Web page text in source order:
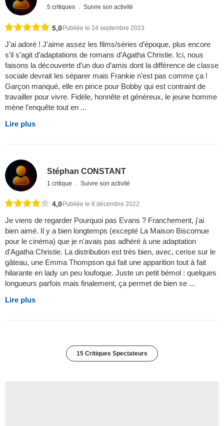
5 critiques Suivre son activité
5,0 Publiée le 24 septembre 2023
J’ai adoré ! J’aime assez les films/séries d’époque, plus encore
s’il s’agit d’adaptations de romans d’Agatha Christie. Ici, nous
faisons la découverte d’un duo d’amis dont la différence de classe
sociale devrait les séparer mais Frankie n’est pas comme ça !
Garçon manqué, elle en pince pour Bobby qui est contraint de
travailler pour vivre. Fidèle, honnête et généreux, le jeune homme
mène l’enquête tout en ...
Lire plus
Stéphan CONSTANT
1 critique Suivre son activité
4,0 Publiée le 8 décembre 2022
Je viens de regarder Pourquoi pas Evans ? Franchement, j'ai
bien aimé. Il y a bien longtemps (excepté La Maison Biscornue
pour le cinéma) que je n'avais pas adhéré à une adaptation
d'Agatha Christie. La distribution est très bien, avec, cerise sur le
gâteau, une Emma Thompson qui fait une apparition tout à fait
hilarante en lady un peu loufoque. Juste un petit bémol : quelques
longueurs parfois mais finalement, ça permet de bien se ...
Lire plus
15 Critiques Spectateurs